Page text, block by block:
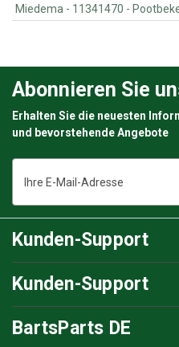
Miedema - 11341470
Abonnieren Sie
Erhalten Sie die neuesten
und bevorstehende Angebote
Mail-
Adresse
Kunden-Support
Kunden-Support
BartsParts DE